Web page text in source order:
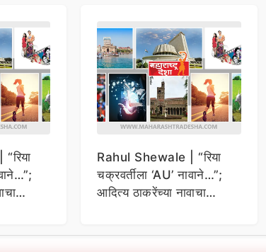
Rahul Shewale | “रिया
चक्रवर्तीला ‘AU’ नावाने…”;
आदित्य ठाकरेंच्या नावाचा